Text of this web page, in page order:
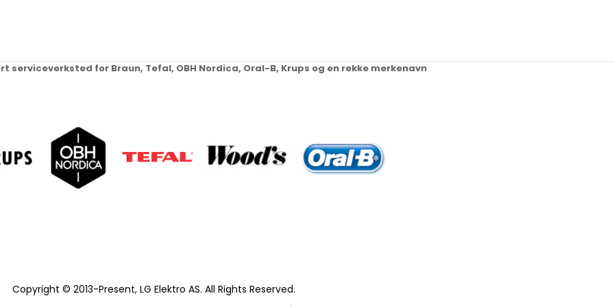
serviceverksted for Braun, Tefal, OBH Nordica, Oral-B, Krups og en rekke merkenavn
Copyright © 2013-Present, LG Elektro AS. All Rights Reserved.